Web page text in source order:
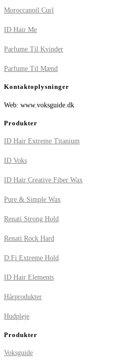
Moroccanoil Curl
ID Hair Me
Parfume Til Kvinder
Parfume Til Mænd
Kontaktoplysninger
Web: www.voksguide.dk
Produkter
ID Hair Extreme Titanium
ID Voks
ID Hair Creative Fiber Wax
Pure & Simple Wax
Renati Strong Hold
Renati Rock Hard
D:Fi Extreme Hold
ID Hair Elements
Hårprodukter
Hudpleje
Produkter
Voksguide